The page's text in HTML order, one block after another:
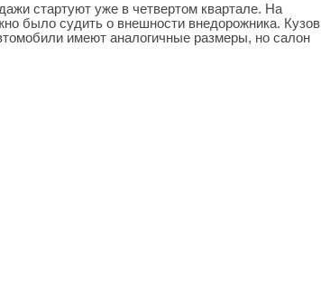
стартуют уже в четвертом квартале. На
было судить о внешности внедорожника. Кузов
имеют аналогичные размеры, но салон